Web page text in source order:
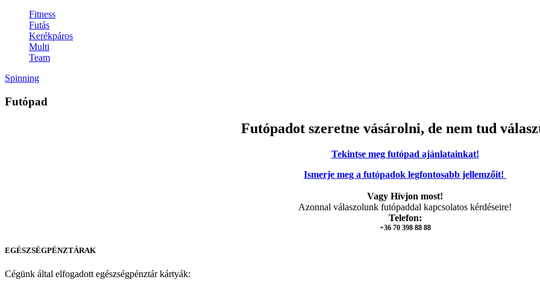
Fitness
Futás
Kerékpáros
Multi
Team
Spinning
Futópad
Futópadot szeretne vásárolni, de nem tud
Tekintse meg futópad ajánlatainkat!
Ismerje meg a futópadok legfontosabb jellemzőit!
Vagy Hívjon most!
Azonnal válaszolunk futópaddal kapcsolatos kérdéseire!
Telefon:
+36 70 398 88 88
EGÉSZSÉGPÉNZTÁRAK
Cégünk által elfogadott egészségpénztár kártyák: